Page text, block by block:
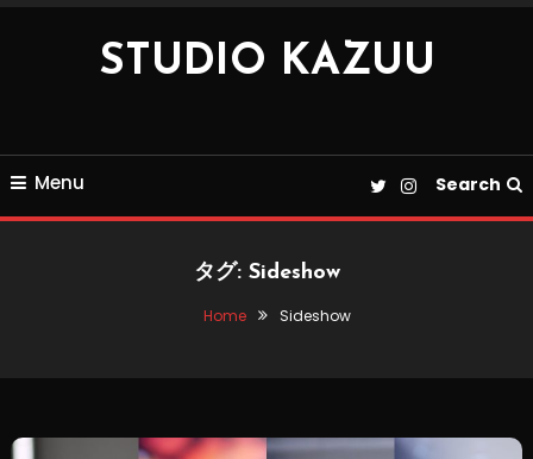
STUDIO KAZUU
Menu Search
タグ: Sideshow
Home Sideshow